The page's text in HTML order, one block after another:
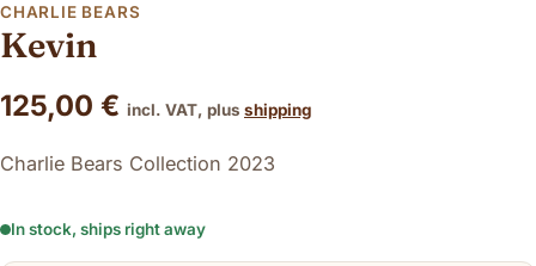
CHARLIE BEARS
Kevin
125,00 € incl. VAT, plus shipping
Charlie Bears Collection 2023
In stock, ships right away